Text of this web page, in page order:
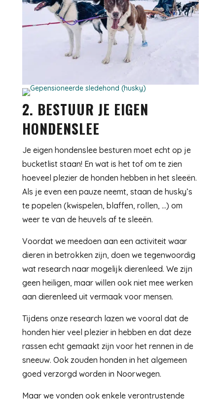
2. BESTUUR JE EIGEN
HONDENSLEE
Je eigen hondenslee besturen moet echt op je
bucketlist staan! En wat is het tof om te zien
hoeveel plezier de honden hebben in het sleeën.
Als je even een pauze neemt, staan de husky’s
te popelen (kwispelen, blaffen, rollen, …) om
weer te van de heuvels af te sleeën.
Voordat we meedoen aan een activiteit waar
dieren in betrokken zijn, doen we tegenwoordig
wat research naar mogelijk dierenleed. We zijn
geen heiligen, maar willen ook niet mee werken
aan dierenleed uit vermaak voor mensen.
Tijdens onze research lazen we vooral dat de
honden hier veel plezier in hebben en dat deze
rassen echt gemaakt zijn voor het rennen in de
sneeuw. Ook zouden honden in het algemeen
goed verzorgd worden in Noorwegen.
Maar we vonden ook enkele verontrustende